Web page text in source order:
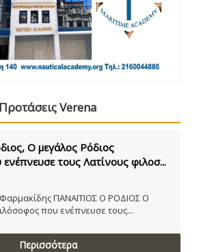
Προτάσεις Verena
Ο μεγάλος Ρόδιος
τους Λατίνους φιλοσ...
ΠΑΝΑΙΤΙΟΣ Ο ΡΟΔΙΟΣ Ο
που ενέπνευσε τους...
Περισσότερα